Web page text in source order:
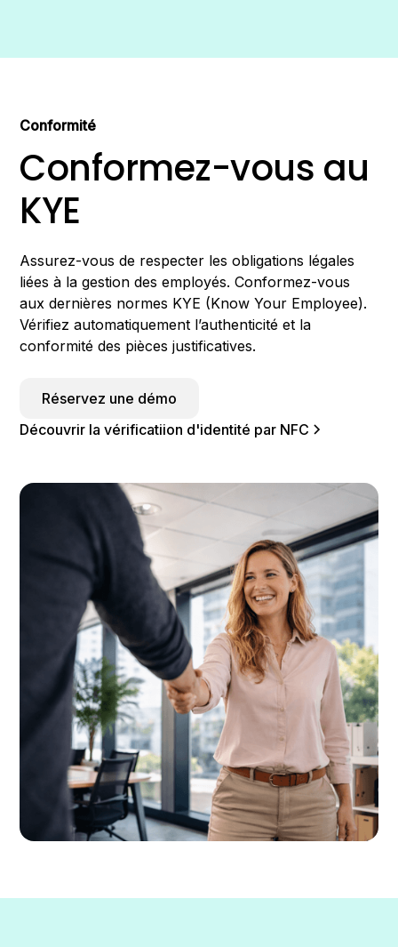
Conformité
Conformez-vous au
KYE
Assurez-vous de respecter les obligations légales
liées à la gestion des employés. Conformez-vous
aux dernières normes KYE (Know Your Employee).
Vérifiez automatiquement l’authenticité et la
conformité des pièces justificatives.
Réservez une démo
Découvrir la vérificatiion d'identité par NFC